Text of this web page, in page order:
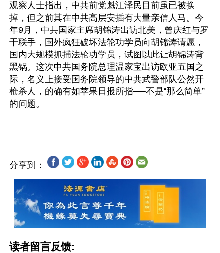
观察人士指出，中共前党魁江泽民目前虽已被换
掉，但之前其在中共高层安插有大量亲信人马。今
年9月，中共国家主席胡锦涛出访北美，曾庆红与罗
干联手，国外疯狂破坏法轮功学员向胡锦涛请愿，
国内大规模抓捕法轮功学员，试图以此让胡锦涛背
黑锅。这次中共国务院总理温家宝出访欧亚五国之
际，名义上接受国务院领导的中共武警部队公然开
枪杀人，的确有如苹果日报所指──不是“那么简单”
的问题。
分享到：
读者留言反馈: